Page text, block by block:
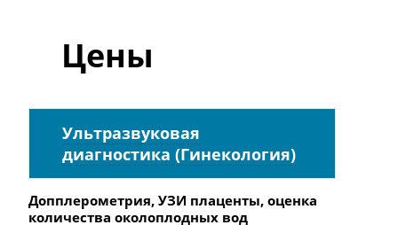
Цены
Ультразвуковая
диагностика (Гинекология)
Допплерометрия, УЗИ плаценты, оценка
количества околоплодных вод